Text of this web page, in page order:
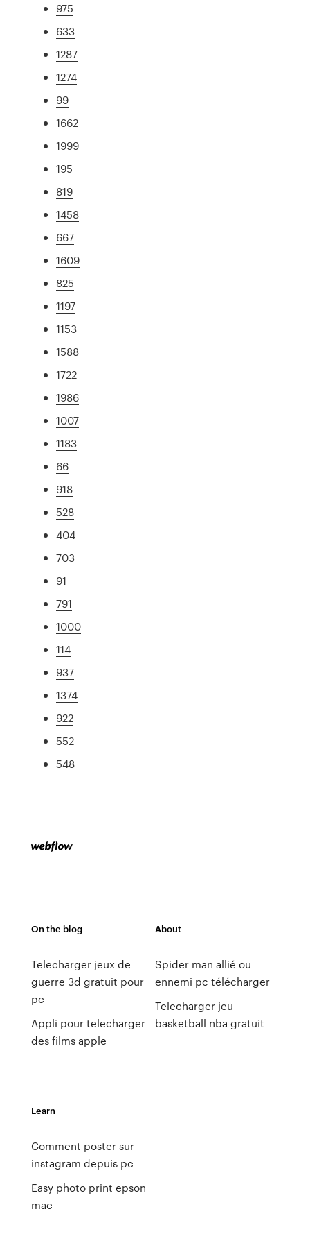
975
633
1287
1274
99
1662
1999
195
819
1458
667
1609
825
1197
1153
1588
1722
1986
1007
1183
66
918
528
404
703
91
791
1000
114
937
1374
922
552
548
On the blog
Telecharger jeux de
guerre 3d gratuit pour
pc
Appli pour telecharger
des films apple
About
Spider man allié ou
ennemi pc télécharger
Telecharger jeu
basketball nba gratuit
Learn
Comment poster sur
instagram depuis pc
Easy photo print epson
mac